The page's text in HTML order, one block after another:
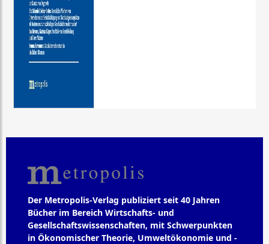
Der Metropolis-Verlag publiziert seit 40 Jahren
Bücher im Bereich Wirtschafts- und
Gesellschaftswissenschaften, mit Schwerpunkten
in Ökonomischer Theorie, Umweltökonomie und -